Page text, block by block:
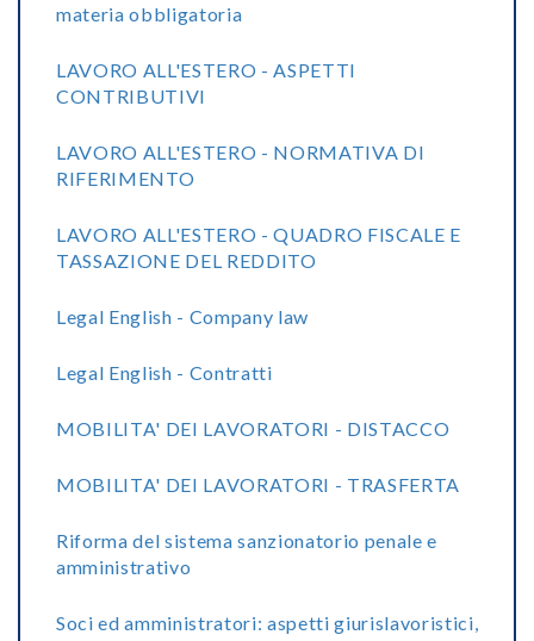
materia obbligatoria
LAVORO ALL'ESTERO - ASPETTI
CONTRIBUTIVI
LAVORO ALL'ESTERO - NORMATIVA DI
RIFERIMENTO
LAVORO ALL'ESTERO - QUADRO FISCALE E
TASSAZIONE DEL REDDITO
Legal English - Company law
Legal English - Contratti
MOBILITA' DEI LAVORATORI - DISTACCO
MOBILITA' DEI LAVORATORI - TRASFERTA
Riforma del sistema sanzionatorio penale e
amministrativo
Soci ed amministratori: aspetti giurislavoristici,